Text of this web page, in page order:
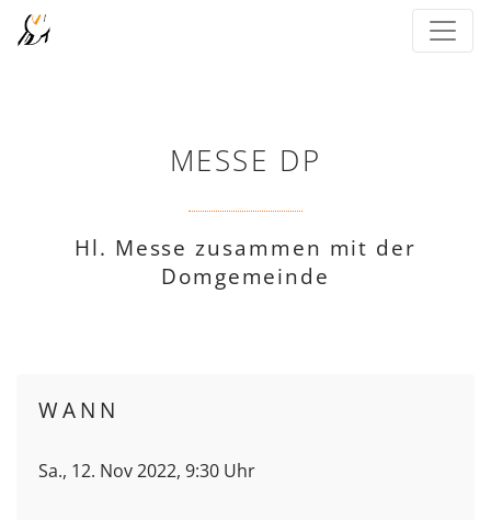
MESSE DP
Hl. Messe zusammen mit der
Domgemeinde
WANN
Sa., 12. Nov 2022, 9:30 Uhr